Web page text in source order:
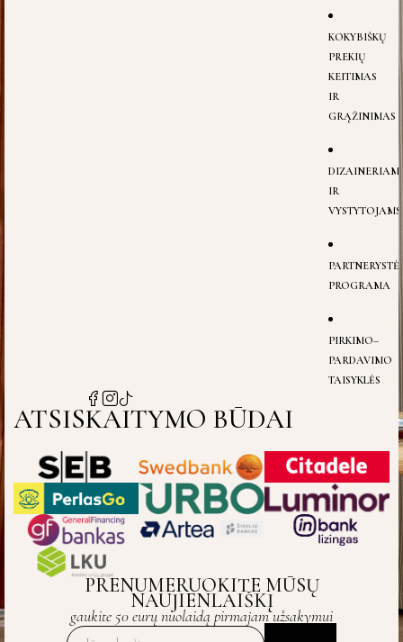
KOKYBIŠKŲ
PREKIŲ
KEITIMAS
IR
GRĄŽINIMAS
IR
VYSTYTOJAMS
PROGRAMA
PIRKIMO–
PARDAVIMO
TAISYKLĖS
ATSISKAITYMO BŪDAI
PRENUMERUOKITE MŪSŲ
NAUJIENLAIŠKĮ
gaukite 50 eurų nuolaidą pirmajam užsakymui